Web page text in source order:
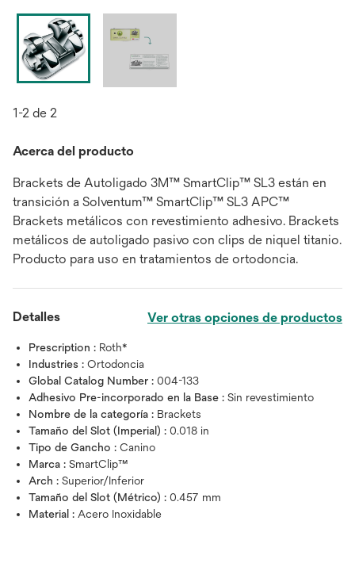
1-2 de 2
Acerca del producto
Brackets de Autoligado 3M™ SmartClip™ SL3 están en
transición a Solventum™ SmartClip™ SL3 APC™
Brackets metálicos con revestimiento adhesivo. Brackets
metálicos de autoligado pasivo con clips de niquel titanio.
Producto para uso en tratamientos de ortodoncia.
Detalles Ver otras opciones de productos
Prescription : Roth*
Industries : Ortodoncia
Global Catalog Number : 004-133
Adhesivo Pre-incorporado en la Base : Sin revestimiento
Nombre de la categoría : Brackets
Tamaño del Slot (Imperial) : 0.018 in
Tipo de Gancho : Canino
Marca : SmartClip™
Arch : Superior/Inferior
Tamaño del Slot (Métrico) : 0.457 mm
Material : Acero Inoxidable